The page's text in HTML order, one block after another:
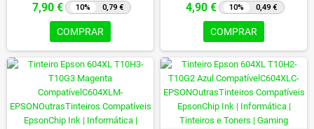
7,90 € 10% 0,79 €
COMPRAR
4,90 € 10% 0,49 €
COMPRAR